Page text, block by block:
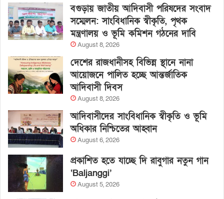
বগুড়ায় জাতীয় আদিবাসী পরিষদের সংবাদ
সম্মেলন: সাংবিধানিক স্বীকৃতি, পৃথক
মন্ত্রণালয় ও ভূমি কমিশন গঠনের দাবি
August 8, 2026
দেশের রাজধানীসহ বিভিন্ন স্থানে নানা
আয়োজনে পালিত হচ্ছে আন্তর্জাতিক
আদিবাসী দিবস
August 8, 2026
আদিবাসীদের সাংবিধানিক স্বীকৃতি ও ভূমি
অধিকার নিশ্চিতের আহ্বান
August 6, 2026
প্রকাশিত হতে যাচ্ছে দি রাবুগার নতুন গান
‘Baljanggi’
August 5, 2026